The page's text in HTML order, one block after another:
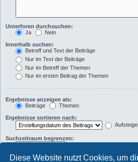
Diese Website nutzt Cookies, um
Unterforen durchsuchen:
Ja
Nein
Innerhalb suchen:
Betreff und Text der Beiträge
Nur im Text der Beiträge
Nur im Betreff der Themen
Nur im ersten Beitrag der Themen
Ergebnisse anzeigen als:
Beiträge
Themen
Ergebnisse sortieren nach:
Suchzeitraum begrenzen:
Die ersten: